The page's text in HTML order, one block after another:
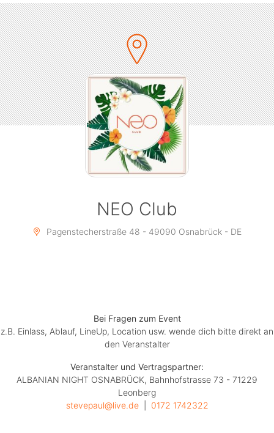
___________________________
NEO CLUB
Pagenstecherstrasse.48
49090 Osnabrück
NEO Club
Pagenstecherstraße 48 - 49090 Osnabrück - DE
Bei Fragen zum Event
z.B. Einlass, Ablauf, LineUp, Location usw. wende dich bitte direkt an
den Veranstalter
Veranstalter und Vertragspartner:
ALBANIAN NIGHT OSNABRÜCK, Bahnhofstrasse 73 - 71229
Leonberg
stevepaul@live.de
  |
0172 1742322